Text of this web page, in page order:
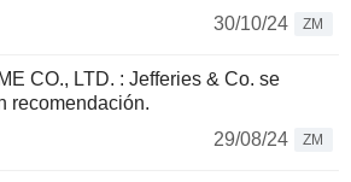
30/10/24
ZM
CO., LTD. : Jefferies & Co. se
recomendación.
29/08/24
ZM